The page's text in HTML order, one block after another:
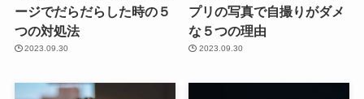
ージでだらだらした時の５
つの対処法
2023.09.30
プリの写真で自撮りがダメ
な５つの理由
2023.09.30